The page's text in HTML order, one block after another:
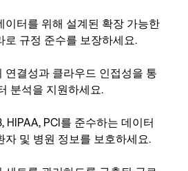
이터를 위해 설계된 확장 가능한
로 규정 준수를 보장하세요.
연결성과 클라우드 인접성을 통
분석을 지원하세요.
HIPAA, PCI를 준수하는 데이터
자 및 병원 정보를 보호하세요.